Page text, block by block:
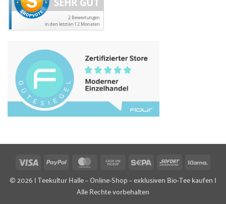
Visa PayPal MasterCard Cash
Pickup
Sepa Sofort
© 2026 | Teekultur Halle – Online-Shop – exklusiven Bio-Tee kaufen |
Alle Rechte vorbehalten